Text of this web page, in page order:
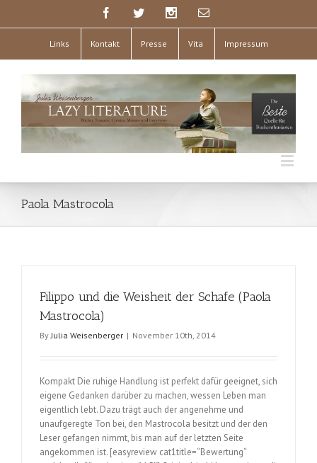
Links Kontakt Presse Vita Impressum
Paola Mastrocola
Filippo und die Weisheit der Schafe (Paola
Mastrocola)
ByJulia Weisenberger | November 10th, 2014
Kompakt Die ruhige Handlung ist perfekt dafür geeignet, sich
eigene Gedanken darüber zu machen, wessen Leben man
eigentlich lebt. Dazu trägt auch der angenehme und
unaufgeregte Ton bei, den Mastrocola besitzt und der den
Leser gefangen nimmt, bis man auf der letzten Seite
angekommen ist. [easyreview cat1title=“Bewertung“